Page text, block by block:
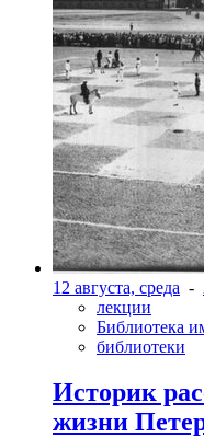
12 августа, среда -
лекции
Библиотека
библиотеки
Историк
жизни